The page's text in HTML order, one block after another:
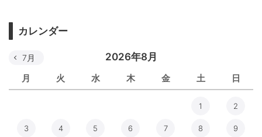
カレンダー
2026年8月
月 火 水 木 金 土 日
7月
1 2
3 4 5 6 7 8 9